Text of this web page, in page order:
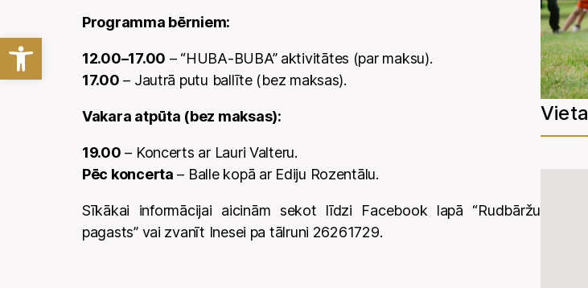
Open toolbar
Programma bērniem:
12.00–17.00 – “HUBA-BUBA” aktivitātes (par maksu).
17.00 – Jautrā putu ballīte (bez maksas).
Vakara atpūta (bez maksas):
19.00 – Koncerts ar Lauri Valteru.
Pēc koncerta – Balle kopā ar Ediju Rozentālu.
Sīkākai informācijai aicinām sekot līdzi Facebook lapā “Rudbāržu
pagasts” vai zvanīt Inesei pa tālruni 26261729.
Vieta